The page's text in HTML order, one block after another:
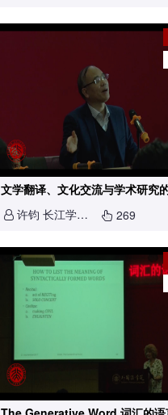
许钧 长江学者特聘教授
269